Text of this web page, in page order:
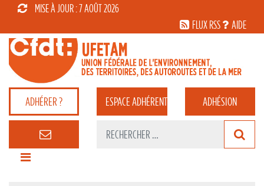
MISE À JOUR : 7 AOÛT 2026
FLUX RSS
AIDE
ADHÉRER ? ESPACEADHÉRENT ADHÉSION